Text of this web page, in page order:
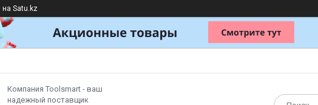
на Satu.kz
Компания Toolsmart - ваш
надежный поставщик